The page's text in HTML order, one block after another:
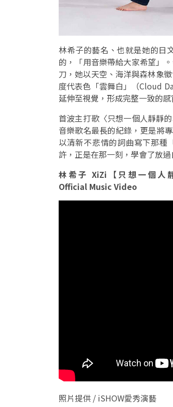
林希子的藝名、也就是她的日
的，「用音樂帶給大家希望」
刀，她以天空、海洋與森林象
度代表色「雲舞白」（Cloud
延伸至視覺，形成完整一致的感
首波主打歌〈只想一個人靜靜
音樂歌名最長的紀錄，更是將
以清新不悲情的詞曲寫下那
許，正是在那一刻，學會了放過
林希子 XiZi【只想一個人
Official Music Video
照片提供 / iSHOW愛秀演藝